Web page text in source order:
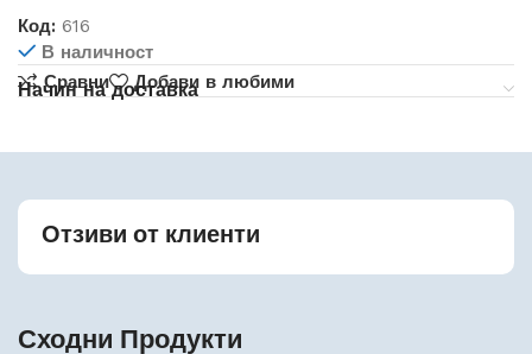
Код: 616
В наличност
Сравни
Добави в любими
Начин на доставка
Отзиви от клиенти
Сходни Продукти